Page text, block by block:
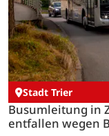
Stadt Trier
Busumleitung in
entfallen wegen